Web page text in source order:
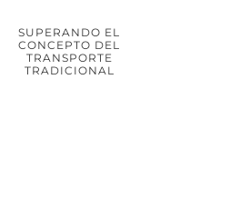
SUPERANDO EL
CONCEPTO DEL
TRANSPORTE
TRADICIONAL
SABER MÁS